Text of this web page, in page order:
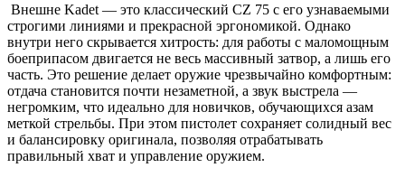
Внешне Kadet — это классический CZ 75 с его узнаваемыми
строгими линиями и прекрасной эргономикой. Однако
внутри него скрывается хитрость: для работы с маломощным
боеприпасом двигается не весь массивный затвор, а лишь его
часть. Это решение делает оружие чрезвычайно комфортным:
отдача становится почти незаметной, а звук выстрела —
негромким, что идеально для новичков, обучающихся азам
меткой стрельбы. При этом пистолет сохраняет солидный вес
и балансировку оригинала, позволяя отрабатывать
правильный хват и управление оружием.